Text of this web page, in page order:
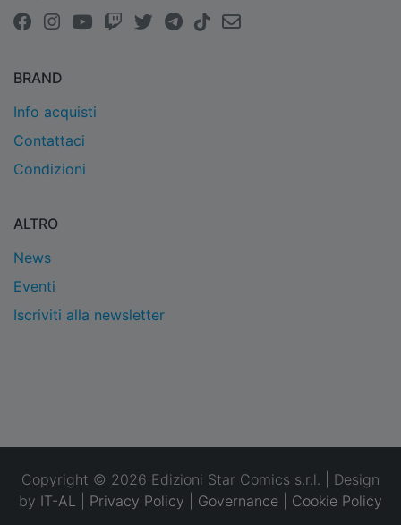
BRAND
Info acquisti
Contattaci
Condizioni
ALTRO
News
Eventi
Iscriviti alla newsletter
Copyright © 2026 Edizioni Star Comics s.r.l. | Design
by IT-AL Privacy Policy Governance Cookie Policy